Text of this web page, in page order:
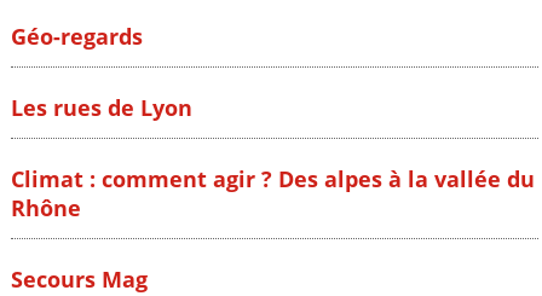
Géo-regards
Les rues de Lyon
Climat : comment agir ? Des alpes à la vallée du
Rhône
Secours Mag